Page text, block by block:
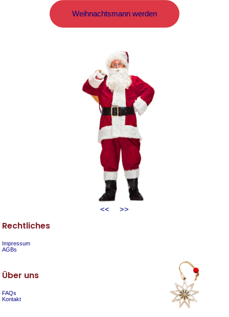
Weihnachtsmann werden
<< >>
Rechtliches
Impressum
AGBs
Über uns
FAQs
Kontakt